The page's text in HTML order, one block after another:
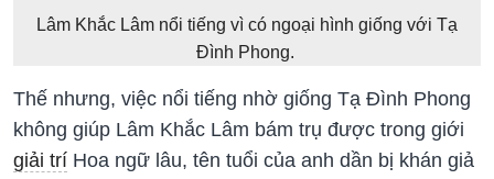
Lâm Khắc Lâm nổi tiếng vì có ngoại hình giống với Tạ
Đình Phong.
Thế nhưng, việc nổi tiếng nhờ giống Tạ Đình Phong
không giúp Lâm Khắc Lâm bám trụ được trong giới
giải trí Hoa ngữ lâu, tên tuổi của anh dần bị khán giả